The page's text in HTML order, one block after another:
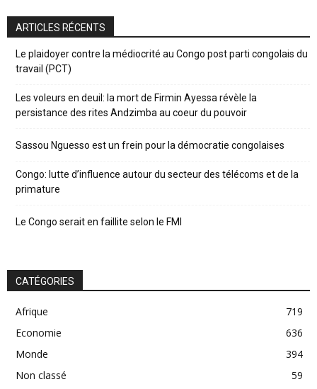
ARTICLES RÉCENTS
Le plaidoyer contre la médiocrité au Congo post parti congolais du
travail (PCT)
Les voleurs en deuil: la mort de Firmin Ayessa révèle la
persistance des rites Andzimba au coeur du pouvoir
Sassou Nguesso est un frein pour la démocratie congolaises
Congo: lutte d’influence autour du secteur des télécoms et de la
primature
Le Congo serait en faillite selon le FMI
CATÉGORIES
Afrique
719
Economie
636
Monde
394
Non classé
59